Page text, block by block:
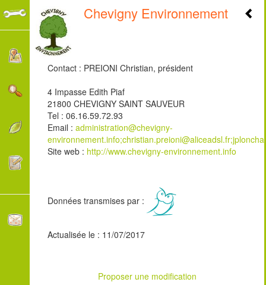
Chevigny Environnement
Contact : PREIONI Christian, président
4 Impasse Edith Piaf
21800 CHEVIGNY SAINT SAUVEUR
Tel : 06.16.59.72.93
Email : administration@chevigny-
Site web : http://www.chevigny-environnement.info
Données transmises par :
Actualisée le : 11/07/2017
Proposer une modification
+